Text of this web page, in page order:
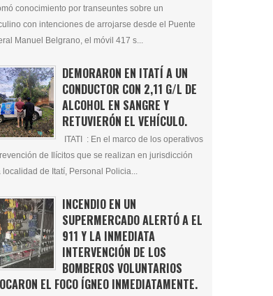
conocimiento por transeuntes sobre un
con intenciones de arrojarse desde el Puente
Manuel Belgrano, el móvil 417 s...
DEMORARON EN ITATÍ A UN
CONDUCTOR CON 2,11 G/L DE
ALCOHOL EN SANGRE Y
RETUVIERÓN EL VEHÍCULO.
ITATI : En el marco de los operativos
de Ilícitos que se realizan en jurisdicción
localidad de Itatí, Personal Policia...
INCENDIO EN UN
SUPERMERCADO ALERTÓ A EL
911 Y LA INMEDIATA
INTERVENCIÓN DE LOS
BOMBEROS VOLUNTARIOS
EL FOCO ÍGNEO INMEDIATAMENTE.